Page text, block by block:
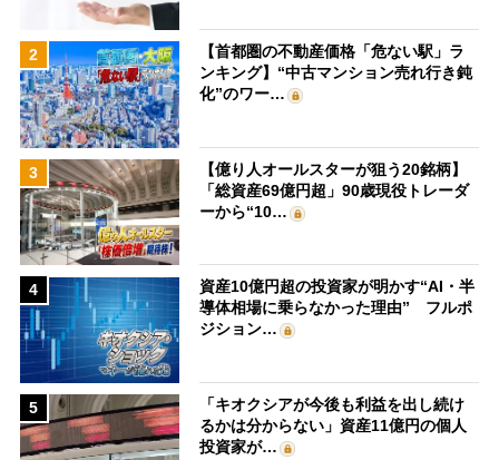
2
【首都圏の不動産価格「危ない駅」ラ
ンキング】“中古マンション売れ行き鈍
化”のワー…
3
【億り人オールスターが狙う20銘柄】
「総資産69億円超」90歳現役トレーダ
ーから“10…
4
資産10億円超の投資家が明かす“AI・半
導体相場に乗らなかった理由” フルポ
ジション…
5
「キオクシアが今後も利益を出し続け
るかは分からない」資産11億円の個人
投資家が…